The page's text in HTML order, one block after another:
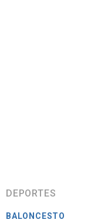
DEPORTES
BALONCESTO